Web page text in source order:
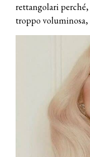
rettangolari perché,
troppo